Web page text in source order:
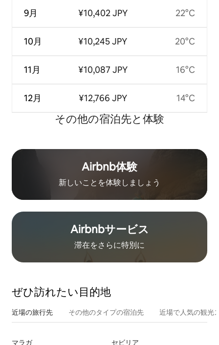
9月
10月
11月
12月
¥10,402 JPY
¥10,245 JPY
¥10,087 JPY
¥12,766 JPY
22°C
20°C
16°C
14°C
その他の宿⁠泊⁠先と体⁠験
Airbnb体験
新しいことを体験しましょう
Airbnb⁠サ⁠ー⁠ビ⁠ス
滞在をさ⁠ら⁠に特⁠別⁠に
ぜひ訪⁠れ⁠た⁠い目⁠的⁠地
近場の旅行先 その他のタ⁠イ⁠プ⁠の宿⁠泊⁠先 近場で人気の観光
マラガ
セビリア